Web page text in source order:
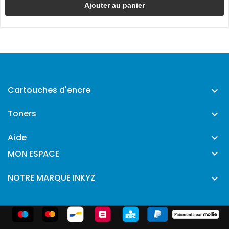
Ajouter au panier
Cartouches d'encre 
Toners 
Aide 
MON ESPACE 
NOTRE MARQUE INKYZ 